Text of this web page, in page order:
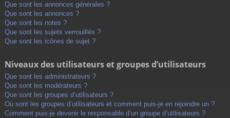
Que sont les annonces générales ?
Que sont les annonces ?
Que sont les notes ?
Que sont les sujets verrouillés ?
Que sont les icônes de sujet ?
Niveaux des utilisateurs et groupes d’utilisateurs
Que sont les administrateurs ?
Que sont les modérateurs ?
Que sont les groupes d’utilisateurs ?
Où sont les groupes d’utilisateurs et comment puis-je en rejoindre un ?
Comment puis-je devenir le responsable d’un groupe d’utilisateurs ?